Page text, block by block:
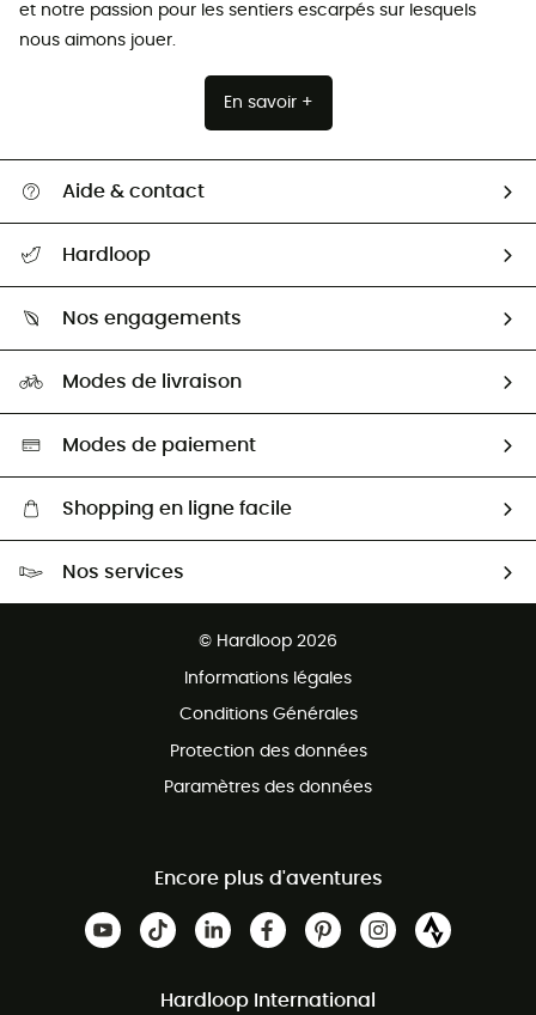
et notre passion pour les sentiers escarpés sur lesquels
nous aimons jouer.
En savoir +
Aide & contact
Guide des tailles
Seconde Main
Aide & Contact
Hardloop
HardGuides
Nos engagements
Sélection éco-responsable
Modes de livraison
Modes de paiement
Shopping en ligne facile
Nos services
© Hardloop 2026
Informations légales
Conditions Générales
Protection des données
Paramètres des données
Encore plus d'aventures
Hardloop International